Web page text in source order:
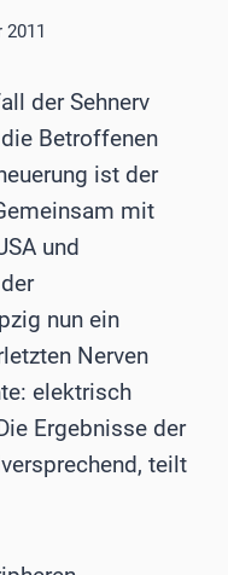
2011
der Sehnerv
Betroffenen
ist der
mit
und
nun ein
Nerven
elektrisch
Ergebnisse der
teilt